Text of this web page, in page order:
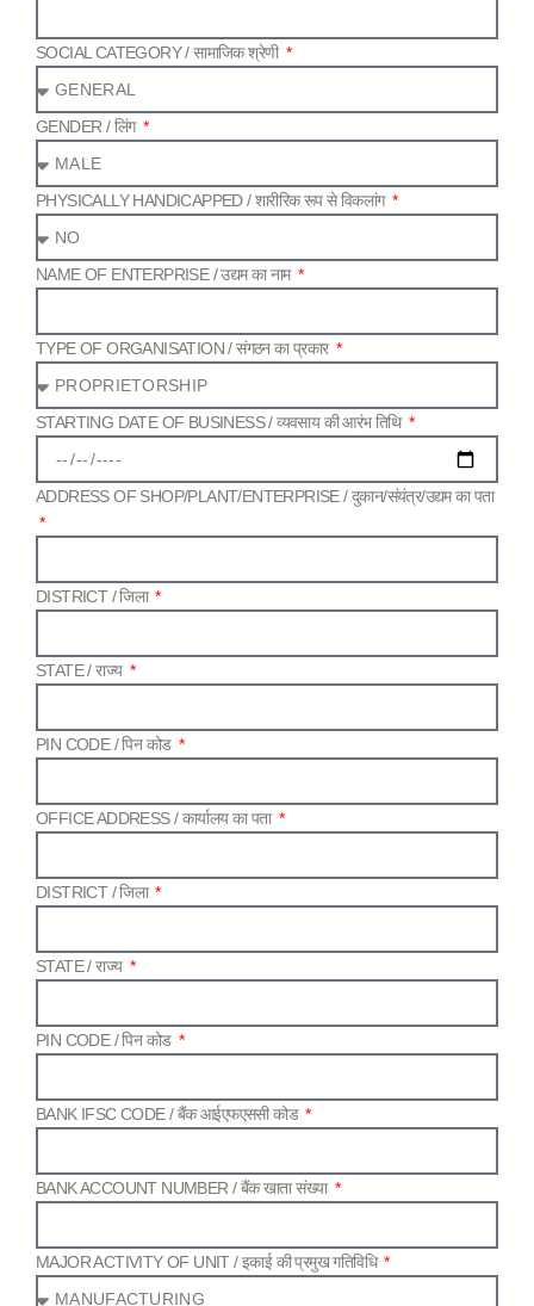
SOCIAL CATEGORY /​ सामाजिक श्रेणी
GENDER /​ लिंग
PHYSICALLY HANDICAPPED /​ शारीरिक रूप से विकलांग
NAME OF ENTERPRISE /​ उद्यम का नाम
TYPE OF ORGANISATION /​ संगठन का प्रकार
STARTING DATE OF BUSINESS /​ व्यवसाय की आरंभ तिथि
ADDRESS OF SHOP/​PLANT/​ENTERPRISE /​ दुकान/​संयंत्र/​उद्यम का पता
DISTRICT /​ जिला
STATE /​ राज्य
PIN CODE /​ पिन कोड
OFFICE ADDRESS /​ कार्यालय का पता
DISTRICT /​ जिला
STATE /​ राज्य
PIN CODE /​ पिन कोड
BANK IFSC CODE /​ बैंक आईएफएससी कोड
BANK ACCOUNT NUMBER /​ बैंक खाता संख्या
MAJOR ACTIVITY OF UNIT /​ इकाई की प्रमुख गतिविधि